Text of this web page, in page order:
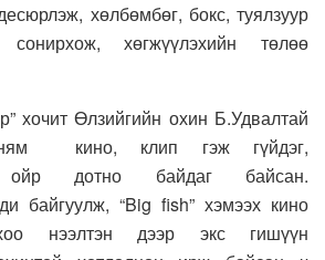
хөлбөмбөг, бокс, туялзуур
хөгжүүлэхийн төлөө
хочит Өлзийгийн охин Б.Удвалтай
кино, клип гэж гүйдэг,
ойр дотно байдаг байсан.
байгуулж, “Big fish” хэмээх кино
нээлтэн дээр экс гишүүн